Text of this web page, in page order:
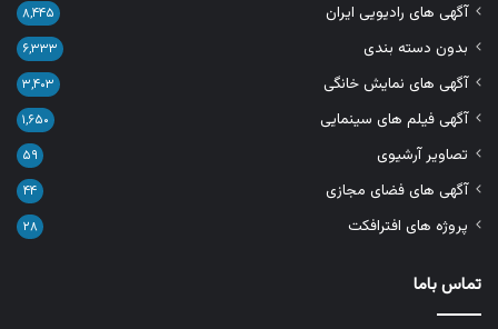
آگهی های رادیویی ایران ۸,۴۴۵
بدون دسته بندی ۶,۳۳۳
آگهی های نمایش خانگی ۳,۴۰۳
آگهی فیلم های سینمایی ۱,۶۵۰
تصاویر آرشیوی ۵۹
آگهی های فضای مجازی ۴۴
پروژه های افترافکت ۲۸
تماس باما